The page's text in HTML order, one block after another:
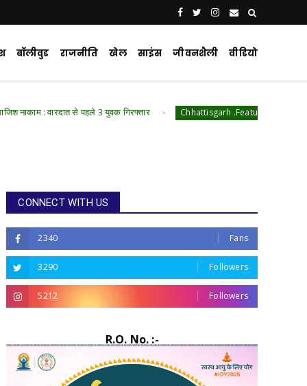
बॉलीवुड राजनीति खेल साइंस जीवनशैली वीडियो
से पहले 3 युवक गिरफ्तार Chhattisgarh .Featured भर्ती प्रक्रिया में बड़ा
CONNECT WITH US
2340 Fans
3290 Followers
5212 Followers
R.O. No. :-